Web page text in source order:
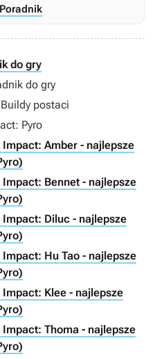
Poradnik
do gry
do gry
postaci
Pyro
Impact: Amber - najlepsze
Impact: Bennet - najlepsze
Impact: Diluc - najlepsze
Impact: Hu Tao - najlepsze
Impact: Klee - najlepsze
Impact: Thoma - najlepsze